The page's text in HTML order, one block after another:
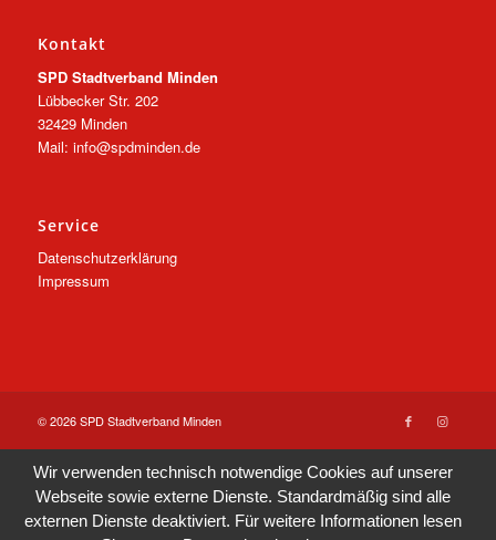
Kontakt
SPD Stadtverband Minden
Lübbecker Str. 202
32429 Minden
Mail: info@spdminden.de
Service
Datenschutzerklärung
Impressum
© 2026 SPD Stadtverband Minden
Wir verwenden technisch notwendige Cookies auf unserer
Webseite sowie externe Dienste. Standardmäßig sind alle
externen Dienste deaktiviert. Für weitere Informationen lesen